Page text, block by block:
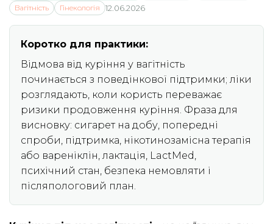
Вагітність
Гінекологія 12.06.2026
Коротко для практики:
Відмова від куріння у вагітність
починається з поведінкової підтримки; ліки
розглядають, коли користь переважає
ризики продовження куріння. Фраза для
висновку: сигарет на добу, попередні
спроби, підтримка, нікотинозамісна терапія
або вареніклін, лактація, LactMed,
психічний стан, безпека немовляти і
післяпологовий план.